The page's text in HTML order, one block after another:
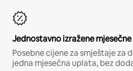
Jednostavno izražene
Posebne cijene za smještaje za
jedna mjesečna uplata, bez